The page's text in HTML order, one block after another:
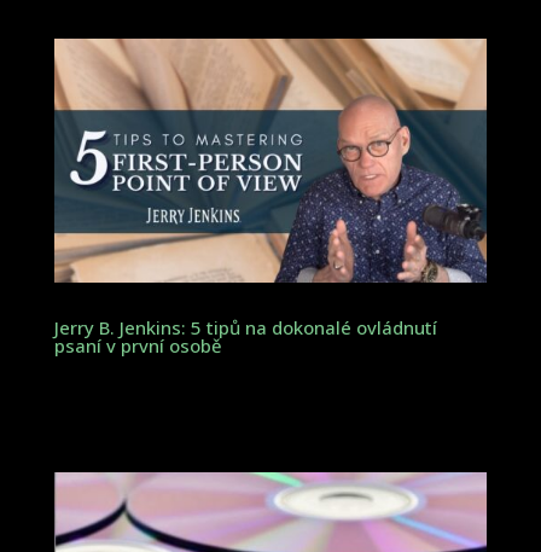
Jerry B. Jenkins: 5 tipů na dokonalé ovládnutí
psaní v první osobě